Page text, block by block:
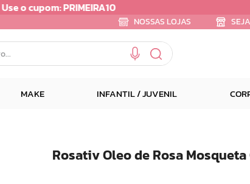
NOSSAS LOJAS
MAKE INFANTIL / JUVENIL
Rosativ Oleo de Rosa